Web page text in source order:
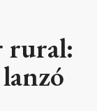
Diana